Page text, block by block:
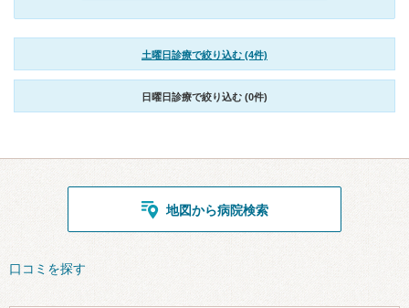
土曜日診療で絞り込む (4件)
日曜日診療で絞り込む (0件)
地図から病院検索
口コミを探す